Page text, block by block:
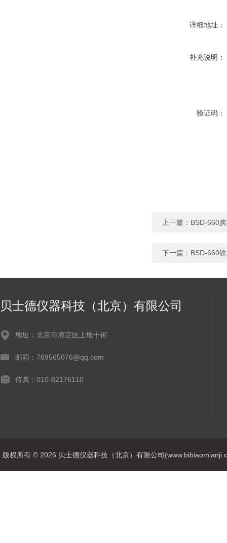
详细地址：
补充说明：
验证码：
上一篇： BSD-660
下一篇： BSD-660
贝士德仪器科技（北京）有限公司
地址：北京市海淀区上地十街
邮箱：769565076@qq.com
传真：010-82176110
版权所有 © 2026 贝士德仪器科技（北京）有限公司